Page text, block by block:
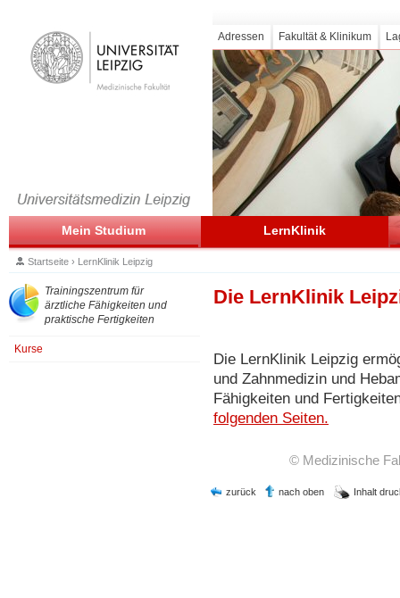
Adressen Fakultät & Klinikum
Mein Studium LernKlinik
Startseite› LernKlinik Leipzig
Trainingszentrum für
ärztliche Fähigkeiten und
praktische Fertigkeiten
Kurse
Die LernKlinik
Die LernKlinik Leipzig
und Zahnmedizin und
Fähigkeiten und
folgenden Seiten.
© Medizinische
zurück nach oben Inhalt